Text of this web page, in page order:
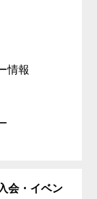
情報
会・イベン